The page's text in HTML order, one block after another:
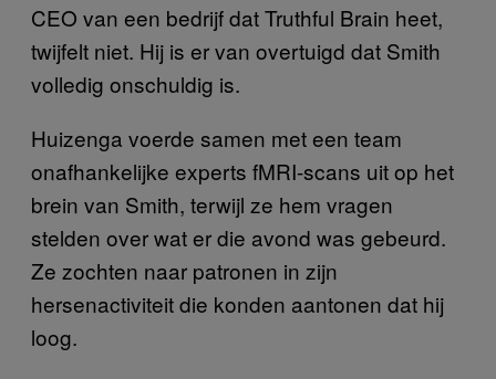
CEO van een bedrijf dat Truthful Brain heet,
twijfelt niet. Hij is er van overtuigd dat Smith
volledig onschuldig is.
Huizenga voerde samen met een team
onafhankelijke experts fMRI-scans uit op het
brein van Smith, terwijl ze hem vragen
stelden over wat er die avond was gebeurd.
Ze zochten naar patronen in zijn
hersenactiviteit die konden aantonen dat hij
loog.